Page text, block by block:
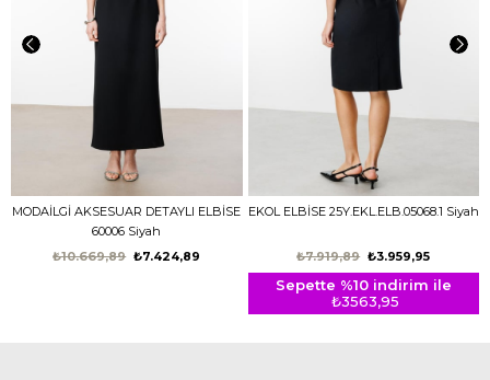
MODAİLGİ AKSESUAR DETAYLI ELBİSE
60006 Siyah
₺7.424,89
₺10.669,89
EKOL ELBİSE 25Y.EKL.ELB.05068.1 Siyah
₺3.959,95
₺7.919,89
Sepette %10 indirim ile
₺3563,95